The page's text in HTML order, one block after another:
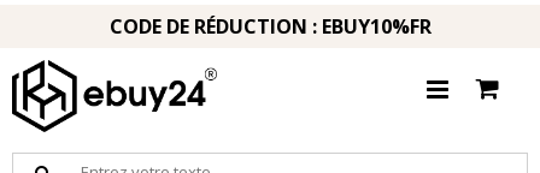
CODE DE RÉDUCTION : EBUY10%FR